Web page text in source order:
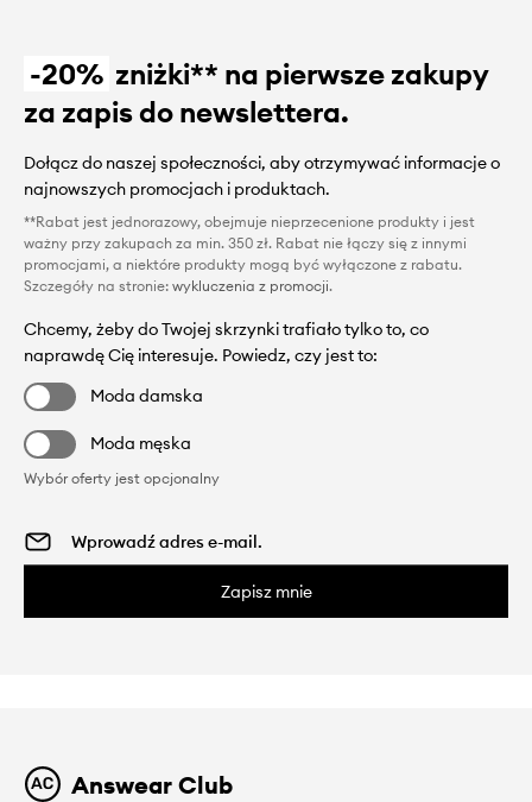
-20% zniżki** na pierwsze zakupy
za zapis do newslettera.
Dołącz do naszej społeczności, aby otrzymywać informacje o
najnowszych promocjach i produktach.
**Rabat jest jednorazowy, obejmuje nieprzecenione produkty i jest
ważny przy zakupach za min. 350 zł. Rabat nie łączy się z innymi
promocjami, a niektóre produkty mogą być wyłączone z rabatu.
Szczegóły na stronie: wykluczenia z promocji.
Chcemy, żeby do Twojej skrzynki trafiało tylko to, co
naprawdę Cię interesuje. Powiedz, czy jest to:
Moda damska
Moda męska
Wybór oferty jest opcjonalny
Zapisz mnie
Answear Club